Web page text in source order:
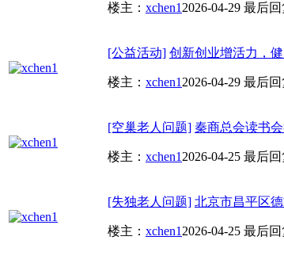
楼主： xchen1 2026-04-29 最后回
[公益活动] 创新创业增活力，
楼主： xchen1 2026-04-29 最后回
[空巢老人问题] 秦商总会读书
楼主： xchen1 2026-04-25 最后回
[失独老人问题] 北京市昌平区
楼主： xchen1 2026-04-25 最后回